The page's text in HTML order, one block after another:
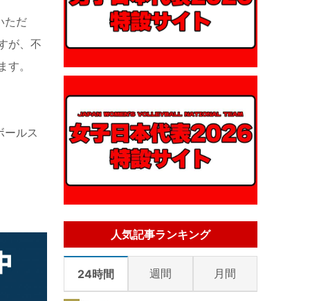
ただ
が、不
。
ールス
人気記事ランキング
24時間 週間 月間